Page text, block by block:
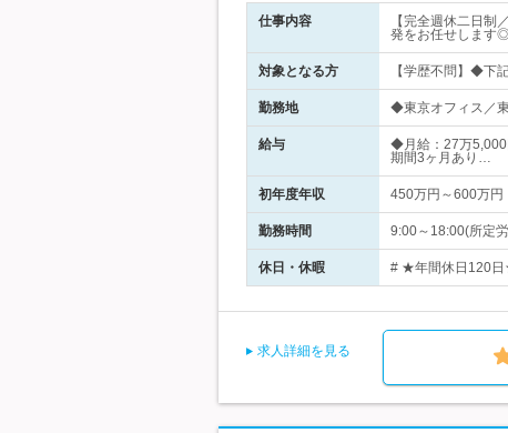
仕事内容
【完全週休二日
発をお任せします
対象となる方 【学歴不問】◆下
勤務地 ◆東京オフィス／
給与
◆月給：27万5,000
期間3ヶ月あり…
初年度年収 450万円～600万円
勤務時間 9:00～18:00(所定
休日・休暇 # ★年間休日120日
求人詳細を見る